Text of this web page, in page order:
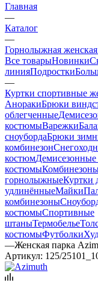
Главная
—
Каталог
—
Горнолыжная
Все товарыНовинки
линияПодростки
—
Куртки спортивные
АноракиБрюки
облегченные
костюмыВарежки
сноубордаБрюки
комбинезон
костюмДемисезонные
костюмы
горнолыжныеКуртки
удлинённыеМайки
комбинезоны
костюмыСпортивные
штаныТермобелье
костюмыФутболки
—Женская парка
Артикул: 125/